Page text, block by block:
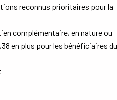
reconnus prioritaires pour la
complémentaire, en nature ou
en plus pour les bénéficiaires du